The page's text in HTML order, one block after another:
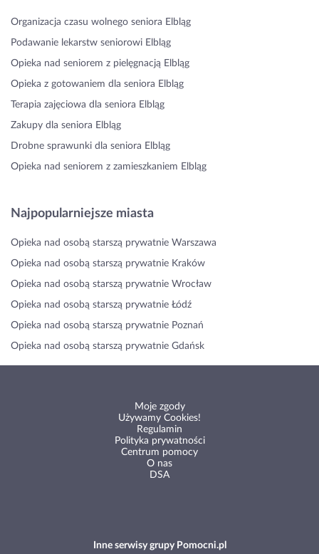
Organizacja czasu wolnego seniora Elbląg
Podawanie lekarstw seniorowi Elbląg
Opieka nad seniorem z pielęgnacją Elbląg
Opieka z gotowaniem dla seniora Elbląg
Terapia zajęciowa dla seniora Elbląg
Zakupy dla seniora Elbląg
Drobne sprawunki dla seniora Elbląg
Opieka nad seniorem z zamieszkaniem Elbląg
Najpopularniejsze miasta
Opieka nad osobą starszą prywatnie Warszawa
Opieka nad osobą starszą prywatnie Kraków
Opieka nad osobą starszą prywatnie Wrocław
Opieka nad osobą starszą prywatnie Łódź
Opieka nad osobą starszą prywatnie Poznań
Opieka nad osobą starszą prywatnie Gdańsk
Moje zgody
Używamy Cookies!
Regulamin
Polityka prywatności
Centrum pomocy
O nas
DSA
Inne serwisy grupy Pomocni.pl